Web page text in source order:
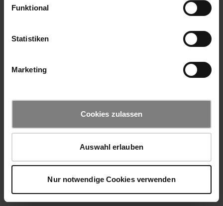
Funktional
Statistiken
Marketing
Cookies zulassen
Auswahl erlauben
Nur notwendige Cookies verwenden